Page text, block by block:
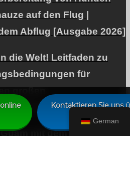
auf den Flug |
Abflug [Ausgabe 2026]
die Welt! Leitfaden zu
für
[Ausgabe 2026]
mit dem Hund | Ein-
German
Kontaktieren Sie uns
WhatsApp